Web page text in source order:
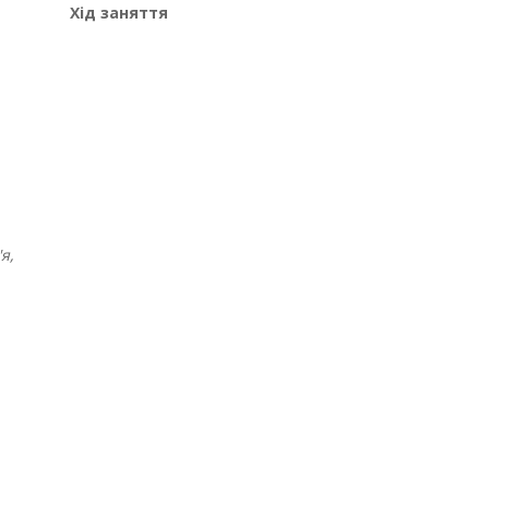
Хід заняття
я,